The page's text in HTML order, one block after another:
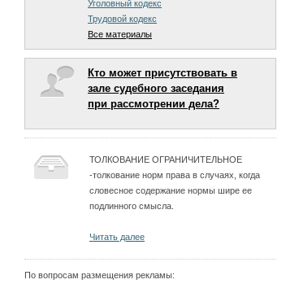
Уголовный кодекс
Трудовой кодекс
Все материалы
Кто может присутствовать в
зале судебного заседания
при рассмотрении дела?
ТОЛКОВАНИЕ ОГРАНИЧИТЕЛЬНОЕ
-толкование норм права в случаях, когда
словесное содержание нормы шире ее
подлинного смысла.
Читать далее
По вопросам размещения рекламы: